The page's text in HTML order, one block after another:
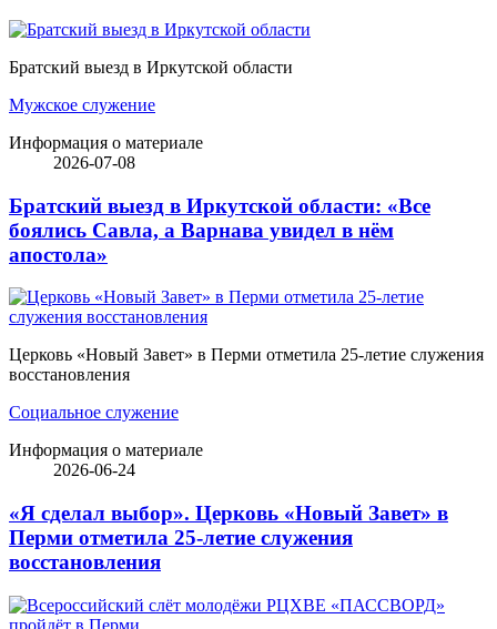
Братский выезд в Иркутской области
Мужское служение
Информация о материале
2026-07-08
Братский выезд в Иркутской области: «Все
боялись Савла, а Варнава увидел в нём
апостола»
Церковь «Новый Завет» в Перми отметила 25-летие служения
восстановления
Социальное служение
Информация о материале
2026-06-24
«Я сделал выбор». Церковь «Новый Завет» в
Перми отметила 25-летие служения
восстановления